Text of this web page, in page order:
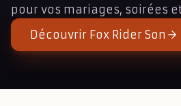
pour vos mariages, soirées
Découvrir Fox Rider Son